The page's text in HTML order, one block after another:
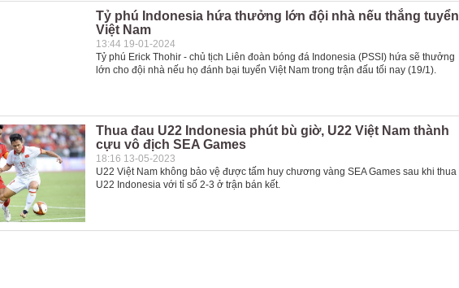
Tỷ phú Indonesia hứa thưởng lớn đội nhà nếu thắng tuyển
Việt Nam
13:44 19-01-2024
Tỷ phú Erick Thohir - chủ tịch Liên đoàn bóng đá Indonesia (PSSI) hứa sẽ thưởng
lớn cho đội nhà nếu họ đánh bại tuyển Việt Nam trong trận đấu tối nay (19/1).
Thua đau U22 Indonesia phút bù giờ, U22 Việt Nam thành
cựu vô địch SEA Games
18:16 13-05-2023
U22 Việt Nam không bảo vệ được tấm huy chương vàng SEA Games sau khi thua
U22 Indonesia với tỉ số 2-3 ở trận bán kết.